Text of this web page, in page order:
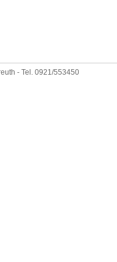
- Tel. 0921/553450